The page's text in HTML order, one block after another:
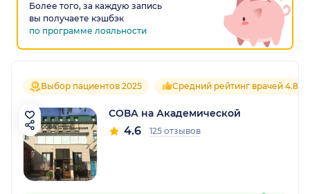
Более того, за каждую запись
вы получаете кэшбэк
по программе лояльности
Выбор пациентов 2025 Средний рейтинг врачей 4.8
СОВА на Академической
4.6 125 отзывов